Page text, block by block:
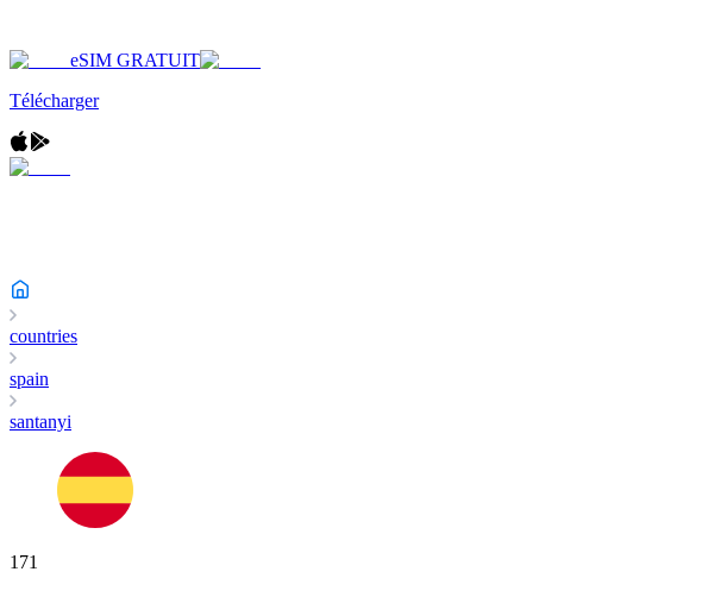
eSIM GRATUIT
Télécharger
countries
spain
santanyi
171